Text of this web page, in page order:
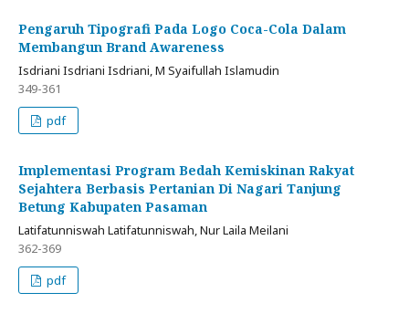
Pengaruh Tipografi Pada Logo Coca-Cola Dalam
Membangun Brand Awareness
Isdriani Isdriani Isdriani, M Syaifullah Islamudin
349-361
pdf
Implementasi Program Bedah Kemiskinan Rakyat
Sejahtera Berbasis Pertanian Di Nagari Tanjung
Betung Kabupaten Pasaman
Latifatunniswah Latifatunniswah, Nur Laila Meilani
362-369
pdf